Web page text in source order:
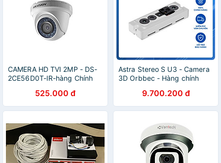
CAMERA HD TVI 2MP - DS-
2CE56D0T-IR-hàng Chính
525.000 đ
Astra Stereo S U3 - Camera
3D Orbbec - Hàng chính
9.700.200 đ